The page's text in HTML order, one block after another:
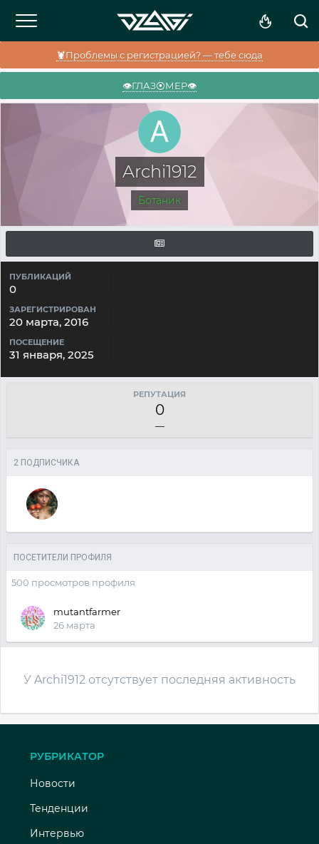
🦞Проблемы с регистрацией? — тебе сюда
👁️ГЛАЗ⦿МЕР👁️
Archi1912
Ботаник
ПУБЛИКАЦИЙ
0
ЗАРЕГИСТРИРОВАН
20 марта, 2016
ПОСЕЩЕНИЕ
31 января, 2025
РЕПУТАЦИЯ
0
—
2 ПОДПИСЧИКА
ПОСЕТИТЕЛИ ПРОФИЛЯ
500 просмотров профиля
mutantfarmer
26 марта
У Archi1912 отсутствует последняя активность
РУБРИКАТОР
Новости
Тенденции
Интервью